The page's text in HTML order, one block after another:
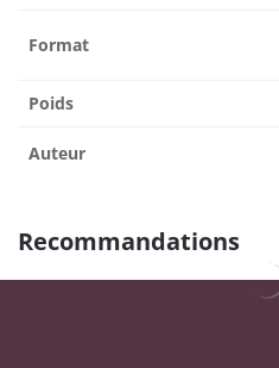
Format
Poids
Auteur
Recommandations